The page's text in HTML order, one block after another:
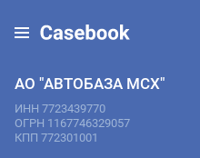
АО "АВТОБАЗА МСХ"
ИНН 7723439770
ОГРН 1167746329057
КПП 772301001